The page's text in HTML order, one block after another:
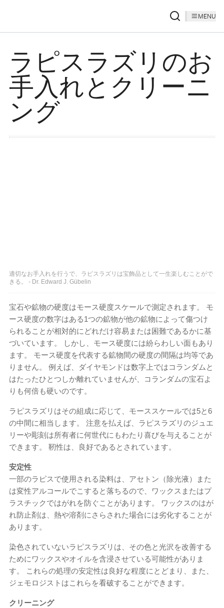
MENU
ラピスラズリのお
手入れとクリーニ
ング
適切なお手入れを行うで、ラピスラズリは宝飾品として一生楽しむことがで
きる。 - Dr. Edward J. Gübelin
宝石や鉱物の硬度はモース硬度スケールで測定されます。 モ
ース硬度の数字はある1つの鉱物が他の鉱物によって傷つけ
られることが相対的にどれだけ容易または困難であるかに基
づいています。 しかし、モース硬度には紛らわしい面もあり
ます。 モース硬度を代表する鉱物間の硬度の間隔は均等であ
りません。 例えば、ダイヤモンドは数字上ではコランダムと
はたったひとつしか離れていませんが、コランダムの宝石よ
りも何倍も硬いのです。
ラピスラズリはその組成に応じて、モーススケールでは5と6
の中間に相当します。 注意を払えば、ラピスラズリのジュエ
リーや彫刻は所有者に何世代にもわたり喜びを与えることが
できます。 靭性は、良好であるとされています。
安定性
一部のラピスで使用される染料は、アセトン（除光液）また
は変性アルコールでこすると落ちるので、ワックスまたはプ
ラスチックではがれを防ぐことがあります。 ワックスのはが
れ防止剤は、熱や溶剤にさらされた場合には劣化することが
あります。
染色されていないラピスラズリは、その色と光沢を改善する
ためにワックスやオイルを含浸させている可能性がありま
す。 これらの処理の安定性は良好な程度にとどまり、また、
ジェモロジストはこれらを看破することができます。
クリーニング